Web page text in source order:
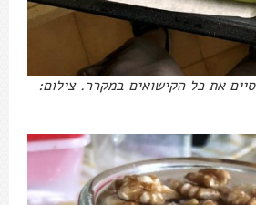
את כל הקישואים במקרר. צילום: